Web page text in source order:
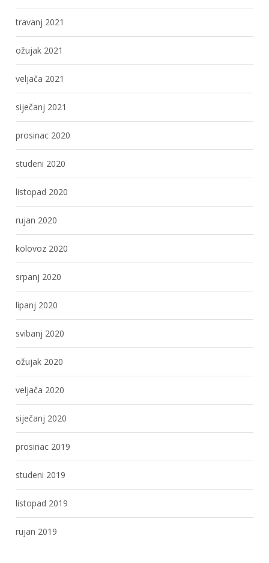
travanj 2021
ožujak 2021
veljača 2021
siječanj 2021
prosinac 2020
studeni 2020
listopad 2020
rujan 2020
kolovoz 2020
srpanj 2020
lipanj 2020
svibanj 2020
ožujak 2020
veljača 2020
siječanj 2020
prosinac 2019
studeni 2019
listopad 2019
rujan 2019